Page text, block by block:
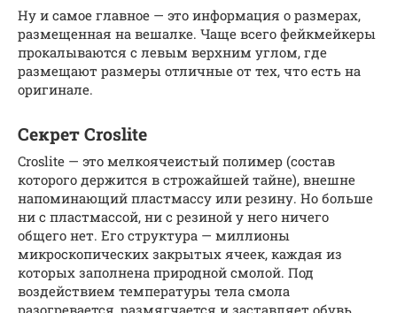
Ну и самое главное — это информация о размерах,
размещенная на вешалке. Чаще всего фейкмейкеры
прокалываются с левым верхним углом, где
размещают размеры отличные от тех, что есть на
оригинале.
Секрет Croslite
Croslite — это мелкоячеистый полимер (состав
которого держится в строжайшей тайне), внешне
напоминающий пластмассу или резину. Но больше
ни с пластмассой, ни с резиной у него ничего
общего нет. Его структура — миллионы
микроскопических закрытых ячеек, каждая из
которых заполнена природной смолой. Под
воздействием температуры тела смола
разогревается, размягчается и заставляет обувь